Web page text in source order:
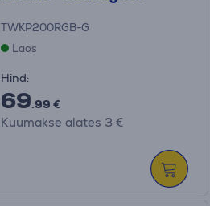
TWKP200RGB-G
Laos
Hind:
69.99 €
Kuumakse alates 3 €